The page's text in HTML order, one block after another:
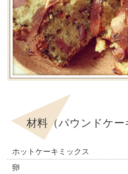
材料（パウンドケー
ホットケーキミックス
卵